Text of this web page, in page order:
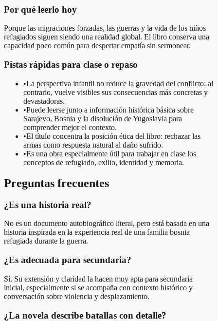
Por qué leerlo hoy
Porque las migraciones forzadas, las guerras y la vida de los niños
refugiados siguen siendo una realidad global. El libro conserva una
capacidad poco común para despertar empatía sin sermonear.
Pistas rápidas para clase o repaso
•La perspectiva infantil no reduce la gravedad del conflicto: al
contrario, vuelve visibles sus consecuencias más concretas y
devastadoras.
•Puede leerse junto a información histórica básica sobre
Sarajevo, Bosnia y la disolución de Yugoslavia para
comprender mejor el contexto.
•El título concentra la posición ética del libro: rechazar las
armas como respuesta natural al daño sufrido.
•Es una obra especialmente útil para trabajar en clase los
conceptos de refugiado, exilio, identidad y memoria.
Preguntas frecuentes
¿Es una historia real?
No es un documento autobiográfico literal, pero está basada en una
historia inspirada en la experiencia real de una familia bosnia
refugiada durante la guerra.
¿Es adecuada para secundaria?
Sí. Su extensión y claridad la hacen muy apta para secundaria
inicial, especialmente si se acompaña con contexto histórico y
conversación sobre violencia y desplazamiento.
¿La novela describe batallas con detalle?